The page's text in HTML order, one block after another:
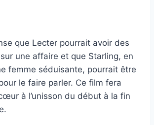
que Lecter pourrait avoir des
une affaire et que Starling, en
femme séduisante, pourrait être
le faire parler. Ce film fera
à l’unisson du début à la fin